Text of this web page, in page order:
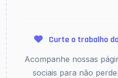
Curte o trabalho
Acompanhe nossas
sociais para não